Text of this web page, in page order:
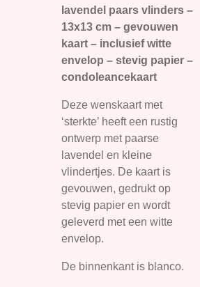
lavendel paars vlinders –
13x13 cm – gevouwen
kaart – inclusief witte
envelop – stevig papier –
condoleancekaart
Deze wenskaart met
‘sterkte’ heeft een rustig
ontwerp met paarse
lavendel en kleine
vlindertjes. De kaart is
gevouwen, gedrukt op
stevig papier en wordt
geleverd met een witte
envelop.
De binnenkant is blanco.